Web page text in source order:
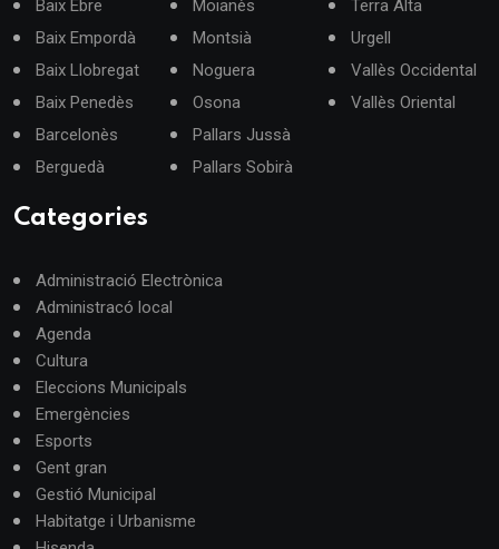
Baix Ebre
Baix Empordà
Baix Llobregat
Baix Penedès
Barcelonès
Berguedà
Moianès
Montsià
Noguera
Osona
Pallars Jussà
Pallars Sobirà
Terra Alta
Urgell
Vallès Occidental
Vallès Oriental
Categories
Administració Electrònica
Administracó local
Agenda
Cultura
Eleccions Municipals
Emergències
Esports
Gent gran
Gestió Municipal
Habitatge i Urbanisme